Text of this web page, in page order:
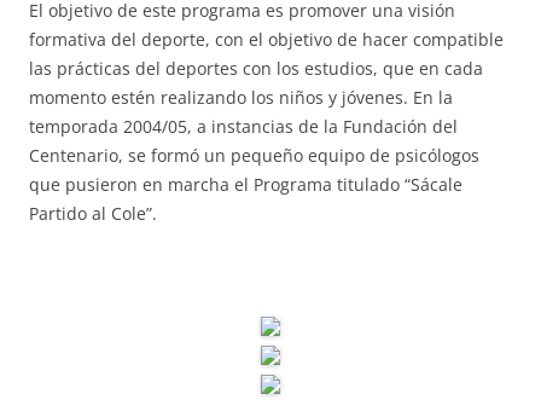
El objetivo de este programa es promover una visión
formativa del deporte, con el objetivo de hacer compatible
las prácticas del deportes con los estudios, que en cada
momento estén realizando los niños y jóvenes. En la
temporada 2004/05, a instancias de la Fundación del
Centenario, se formó un pequeño equipo de psicólogos
que pusieron en marcha el Programa titulado “Sácale
Partido al Cole”.